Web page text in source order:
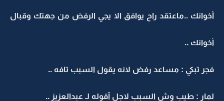
أخوانك ..ماعتقد راح يوافق الا يجي الرفض من جهتك وقبال
أخوانك ..
فجر تبكي : مساعد رفض لانه يقول السبب تافه ..
لمار : طيب وش السبب لاجل آقوله لـ عبدالعزيز ..